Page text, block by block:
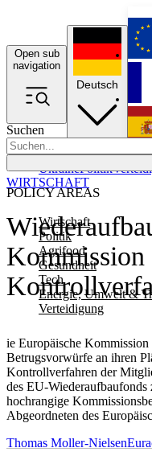
Open sub
navigation
Suchen
POLICY AREAS
Wirtschaft
Politik
Agrifood
Gesundheit
Tech
Energie, Umwelt &
Verteidigung
UkrainePolitik
Deutsch
ie Europäische
Betrugsvorwürfe an ihren
Kontrollverfahren der
des EU-
hochrangige
Abgeordneten des
WIRTSCHAFT
Thomas Moller-Nielsen